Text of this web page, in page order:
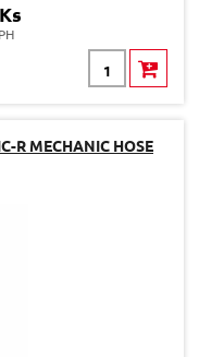
R MECHANIC HOSE